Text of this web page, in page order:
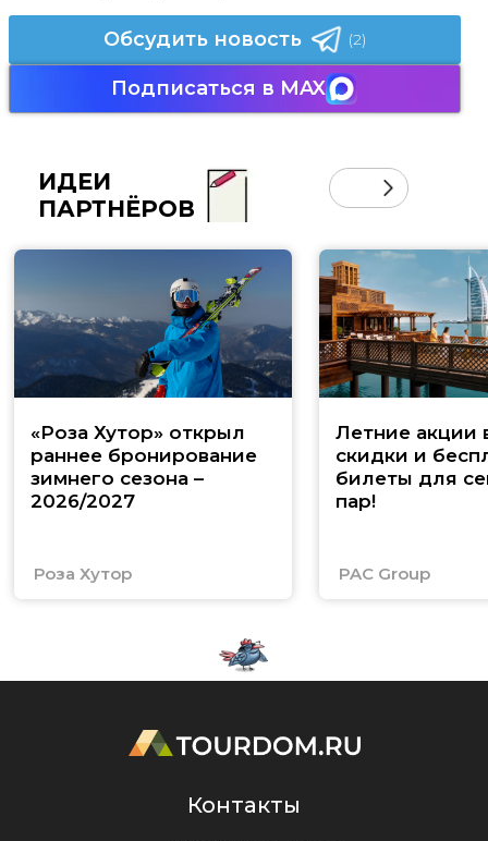
Обсудить новость (2)
Подписаться в MAX
ИДЕИ
ПАРТНЁРОВ
«Роза Хутор» открыл
раннее бронирование
зимнего сезона –
2026/2027
Роза Хутор
Летние акции
скидки и
билеты для
пар!
PAC Group
Контакты